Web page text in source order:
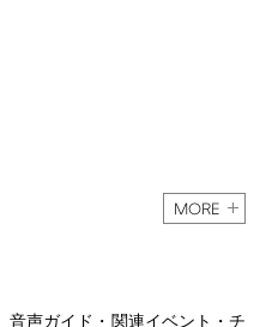
MORE
音声ガイド・関連イベント・チ